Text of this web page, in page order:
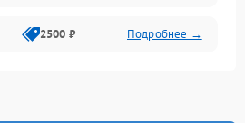
2500 ₽ Подробнее →